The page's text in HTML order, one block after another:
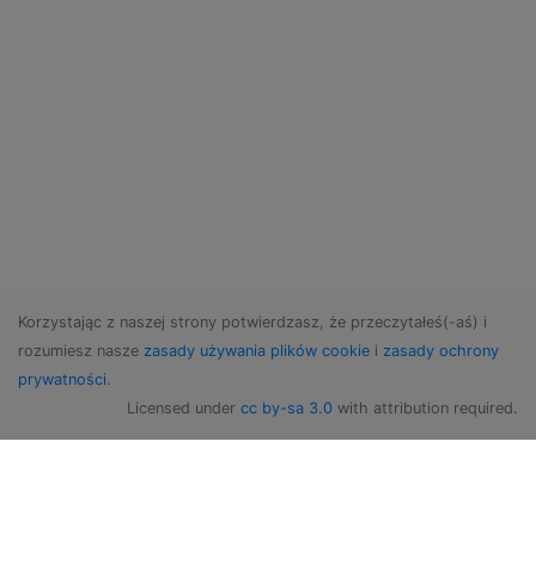
Korzystając z naszej strony potwierdzasz, że przeczytałeś(-aś) i
rozumiesz nasze zasady używania plików cookie i zasady ochrony
prywatności.
Licensed under cc by-sa 3.0 with attribution required.